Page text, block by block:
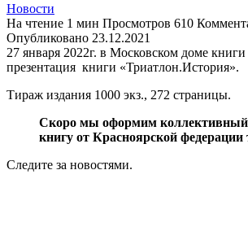
Новости
На чтение 1 мин Просмотров 610
Опубликовано 23.12.2021
27 января 2022г. в Московском доме книги
презентация книги «Триатлон.История».
Тираж издания 1000 экз., 272 страницы.
Скоро мы оформим коллективный
книгу от Красноярской федерации
Следите за новостями.